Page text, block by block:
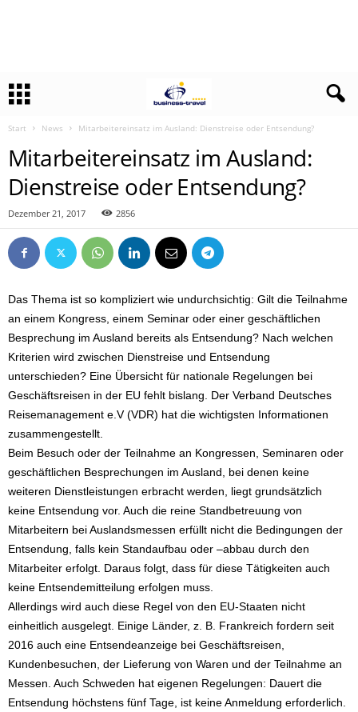
Start News Mitarbeitereinsatz im Ausland: Dienstreise oder Entsendung?
Mitarbeitereinsatz im Ausland:
Dienstreise oder Entsendung?
Dezember 21, 2017 2856
Das Thema ist so kompliziert wie undurchsichtig: Gilt die Teilnahme
an einem Kongress, einem Seminar oder einer geschäftlichen
Besprechung im Ausland bereits als Entsendung? Nach welchen
Kriterien wird zwischen Dienstreise und Entsendung
unterschieden? Eine Übersicht für nationale Regelungen bei
Geschäftsreisen in der EU fehlt bislang. Der Verband Deutsches
Reisemanagement e.V (VDR) hat die wichtigsten Informationen
zusammengestellt.
Beim Besuch oder der Teilnahme an Kongressen, Seminaren oder
geschäftlichen Besprechungen im Ausland, bei denen keine
weiteren Dienstleistungen erbracht werden, liegt grundsätzlich
keine Entsendung vor. Auch die reine Standbetreuung von
Mitarbeitern bei Auslandsmessen erfüllt nicht die Bedingungen der
Entsendung, falls kein Standaufbau oder –abbau durch den
Mitarbeiter erfolgt. Daraus folgt, dass für diese Tätigkeiten auch
keine Entsendemitteilung erfolgen muss.
Allerdings wird auch diese Regel von den EU-Staaten nicht
einheitlich ausgelegt. Einige Länder, z. B. Frankreich fordern seit
2016 auch eine Entsendeanzeige bei Geschäftsreisen,
Kundenbesuchen, der Lieferung von Waren und der Teilnahme an
Messen. Auch Schweden hat eigenen Regelungen: Dauert die
Entsendung höchstens fünf Tage, ist keine Anmeldung erforderlich.